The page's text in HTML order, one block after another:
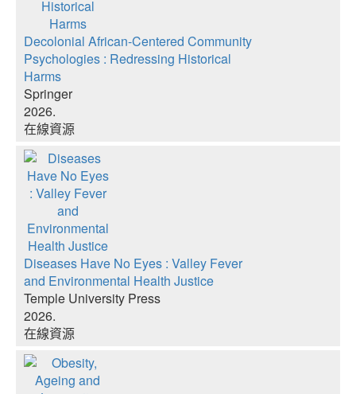
Decolonial African-Centered Community
Psychologies : Redressing Historical
Harms
Springer
2026.
在線資源
Diseases Have No Eyes : Valley Fever
and Environmental Health Justice
Temple University Press
2026.
在線資源